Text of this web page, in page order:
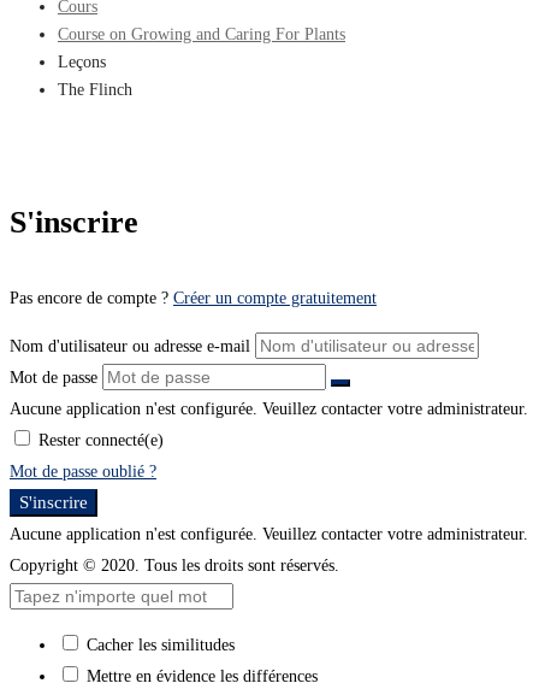
Cours
Course on Growing and Caring For Plants
Leçons
The Flinch
S'inscrire
Pas encore de compte ? Créer un compte gratuitement
Nom d'utilisateur ou adresse e-mail
Mot de passe
Aucune application n'est configurée. Veuillez contacter votre administrateur.
Rester connecté(e)
Mot de passe oublié ?
S'inscrire
Aucune application n'est configurée. Veuillez contacter votre administrateur.
Copyright © 2020. Tous les droits sont réservés.
Cacher les similitudes
Mettre en évidence les différences